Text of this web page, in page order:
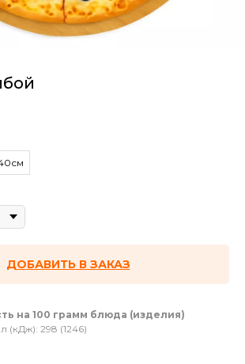
ДОБАВИТЬ В ЗАКАЗ
на 100 грамм блюда (изделия)
(кДж): 298 (1246)